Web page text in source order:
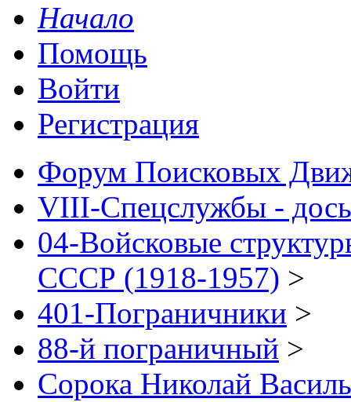
Начало
Помощь
Войти
Регистрация
Форум Поисковых
VIII-Спецслужбы -
04-Войсковые
СССР (1918-1957) >
401-Пограничники >
88-й пограничный >
Сорока Николай